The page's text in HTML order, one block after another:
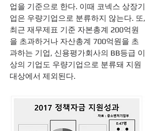
업을 기준으로 한다. 이때 코넥스 상장기
업은 우량기업으로 분류하지 않는다. 또,
최근 재무제표 기준 자본총계 200억원
을 초과하거나 자산총계 700억원을 초
과하는 기업, 신용평가회사의 BB등급 이
상의 기업도 우량기업으로 분류돼 지원
대상에서 제외된다.